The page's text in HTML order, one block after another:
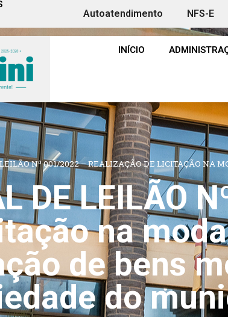
Autoatendimento NFS-E
INÍCIO
Nº 001/2022 – REALIZAÇÃO DE LICITAÇÃO NA
DE LEILÃO
na
de bens
do